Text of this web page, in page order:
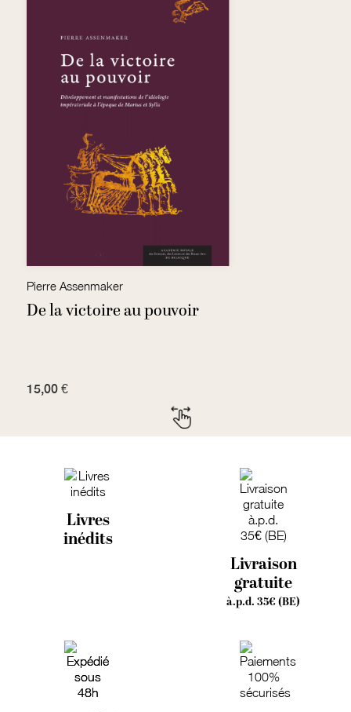
Pierre Assenmaker
De la victoire au pouvoir
15,00 €
Livres
inédits
Livraison
gratuite
à.p.d. 35€ (BE)